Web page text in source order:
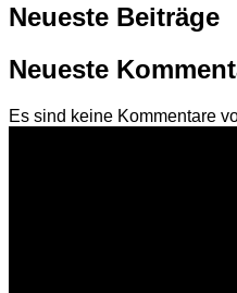
Neueste Beiträge
Neueste
Es sind keine Kommentare